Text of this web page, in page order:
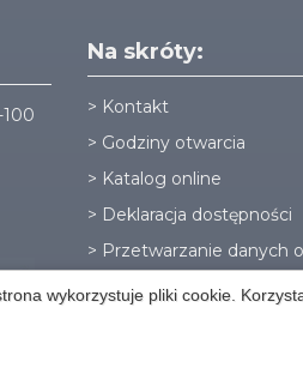
100
Na skróty:
> Kontakt
> Godziny otwarcia
> Katalog online
> Deklaracja dostępności
> Przetwarzanie danych
wykorzystuje pliki cookie.